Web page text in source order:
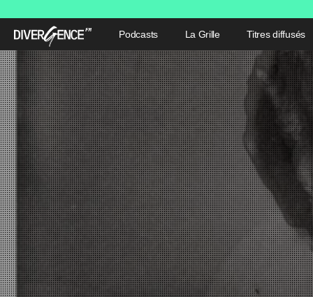
Podcasts La Grille Titres diffusés